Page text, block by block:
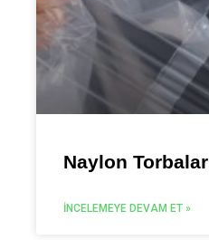
Naylon Torbalar
İNCELEMEYE DEVAM ET »